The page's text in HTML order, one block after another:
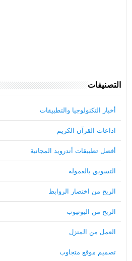
التصنيفات
أخبار التكنولوجيا والتطبيقات
اذاعات القرآن الكريم
أفضل تطبيقات أندرويد المجانية
التسويق بالعمولة
الربح من اختصار الروابط
الربح من اليوتيوب
العمل من المنزل
تصميم موقع متجاوب